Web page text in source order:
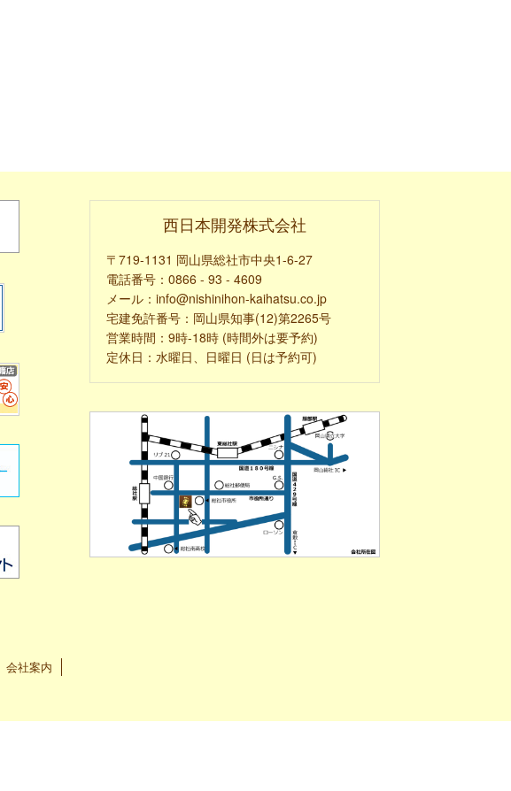
西日本開発株式会社
〒719-1131 岡山県総社市中央1-6-27
電話番号：0866 - 93 - 4609
メール：info@nishinihon-kaihatsu.co.jp
宅建免許番号：岡山県知事(12)第2265号
営業時間：9時-18時 (時間外は要予約)
定休日：水曜日、日曜日 (日は予約可)
会社案内